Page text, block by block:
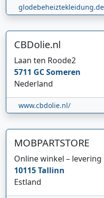
CBDolie.nl
Laan ten Roode2
5711 GCSomeren
Nederland
www.cbdolie.nl/
MOBPARTSTORE
Online winkel –
10115Tallinn
Estland